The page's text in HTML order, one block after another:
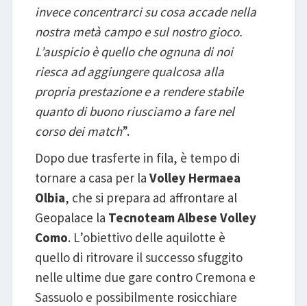
invece concentrarci su cosa accade nella
nostra metà campo e sul nostro gioco.
L’auspicio è quello che ognuna di noi
riesca ad aggiungere qualcosa alla
propria prestazione e a rendere stabile
quanto di buono riusciamo a fare nel
corso dei match”.
Dopo due trasferte in fila, è tempo di
tornare a casa per la Volley Hermaea
Olbia, che si prepara ad affrontare al
Geopalace la Tecnoteam Albese Volley
Como. L’obiettivo delle aquilotte è
quello di ritrovare il successo sfuggito
nelle ultime due gare contro Cremona e
Sassuolo e possibilmente rosicchiare